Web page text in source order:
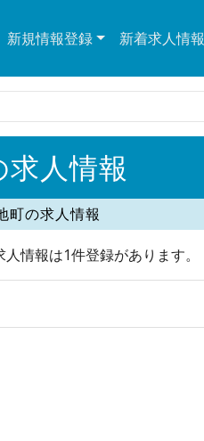
新規情報登録 新着求人情報
人情報
町の求人情報
情報は1件登録があります。